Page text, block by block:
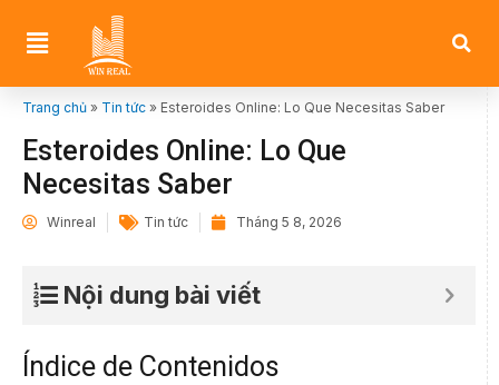
Trang chủ » Tin tức » Esteroides Online: Lo Que Necesitas Saber
Esteroides Online: Lo Que
Necesitas Saber
Winreal Tin tức Tháng 5 8, 2026
Nội dung bài viết
Índice de Contenidos